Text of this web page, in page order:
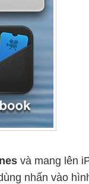
và mang lên
nhấn vào